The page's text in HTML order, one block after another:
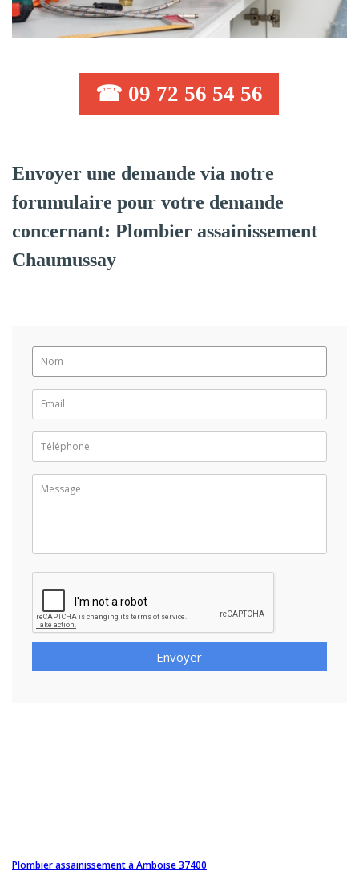
☎ 09 72 56 54 56
Envoyer une demande via notre
forumulaire pour votre demande
concernant: Plombier assainissement
Chaumussay
Envoyer
Plombier assainissement à Amboise 37400